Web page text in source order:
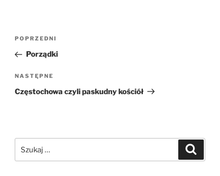
Nawigacja
Poprzedni
wpis
POPRZEDNI
Porządki
Następny
wpis
NASTĘPNE
Częstochowa czyli paskudny kościół